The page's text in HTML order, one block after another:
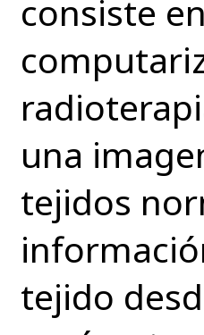
consiste
una
tejidos
tejido